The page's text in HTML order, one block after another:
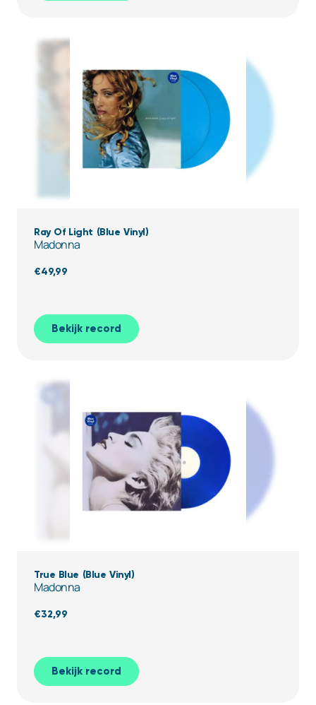
Ray Of Light (Blue Vinyl)
Madonna
€49,99
Bekijk record
True Blue (Blue Vinyl)
Madonna
€32,99
Bekijk record